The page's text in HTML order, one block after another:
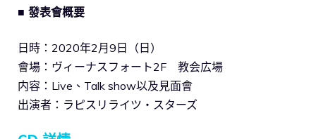
■ 發表會概要
日時：2020年2月9日（日）
會場：ヴィーナスフォート2F 教会広場
内容：Live、Talk show以及見面會
出演者：ラピスリライツ・スターズ